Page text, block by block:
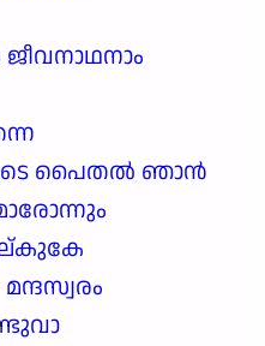
പൈതൽ ഞാൻ